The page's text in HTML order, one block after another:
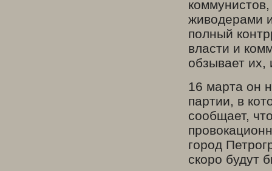
живодерами
полный
власти и
обзывает их,
16 марта он
партии, в
сообщает,
город
скоро будут